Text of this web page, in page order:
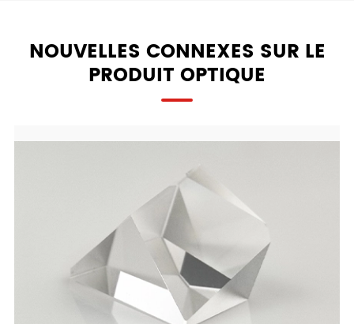
NOUVELLES CONNEXES SUR LE
PRODUIT OPTIQUE